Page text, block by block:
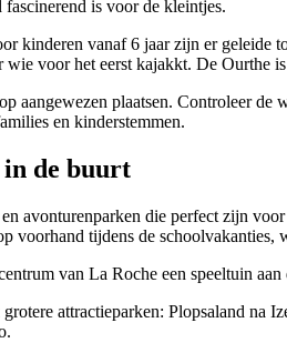
is voor de kleintjes.
kinderen vanaf 6 jaar zijn er geleide
voor het eerst kajakkt. De Ourthe
aangewezen plaatsen. Controleer
en kinderstemmen.
de buurt
avonturenparken die perfect zijn
voorhand tijdens de schoolvakanties,
van La Roche een speeltuin
attractieparken: Plopsaland